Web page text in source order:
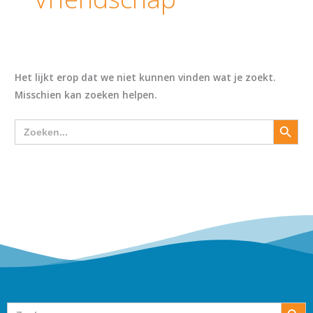
Het lijkt erop dat we niet kunnen vinden wat je zoekt.
Misschien kan zoeken helpen.
Zoek
naar:
Zoek